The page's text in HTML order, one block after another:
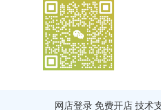
网店登录 免费开店技术